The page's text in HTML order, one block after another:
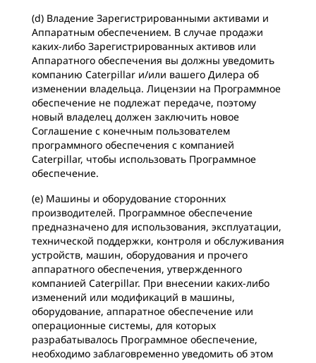
(d) Владение Зарегистрированными активами и
Аппаратным обеспечением. В случае продажи
каких-либо Зарегистрированных активов или
Аппаратного обеспечения вы должны уведомить
компанию Caterpillar и/или вашего Дилера об
изменении владельца. Лицензии на Программное
обеспечение не подлежат передаче, поэтому
новый владелец должен заключить новое
Соглашение с конечным пользователем
программного обеспечения с компанией
Caterpillar, чтобы использовать Программное
обеспечение.
(e) Машины и оборудование сторонних
производителей. Программное обеспечение
предназначено для использования, эксплуатации,
технической поддержки, контроля и обслуживания
устройств, машин, оборудования и прочего
аппаратного обеспечения, утвержденного
компанией Caterpillar. При внесении каких-либо
изменений или модификаций в машины,
оборудование, аппаратное обеспечение или
операционные системы, для которых
разрабатывалось Программное обеспечение,
необходимо заблаговременно уведомить об этом